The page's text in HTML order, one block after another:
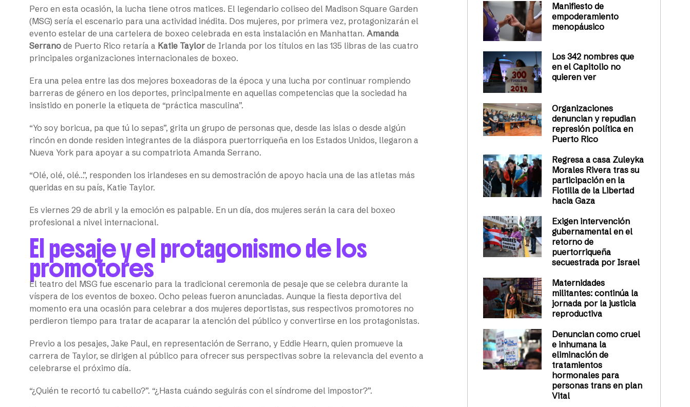
Pero en esta ocasión, la lucha tiene otros matices. El legendario coliseo del Madison Square Garden
(MSG) sería el escenario para una actividad inédita. Dos mujeres, por primera vez, protagonizarán el
evento estelar de una cartelera de boxeo celebrada en esta instalación en Manhattan. Amanda
Serrano de Puerto Rico retaría a Katie Taylorde Irlanda por los títulos en las 135 libras de las cuatro
principales organizaciones internacionales de boxeo.
Era una pelea entre las dos mejores boxeadoras de la época y una lucha por continuar rompiendo
barreras de género en los deportes, principalmente en aquellas competencias que la sociedad ha
insistido en ponerle la etiqueta de “práctica masculina”.
“Yo soy boricua, pa que tú lo sepas”, grita un grupo de personas que, desde las islas o desde algún
rincón en donde residen integrantes de la diáspora puertorriqueña en los Estados Unidos, llegaron a
Nueva York para apoyar a su compatriota Amanda Serrano.
“Olé, olé, olé…”, responden los irlandeses en su demostración de apoyo hacia una de las atletas más
queridas en su país, Katie Taylor.
Es viernes 29 de abril y la emoción es palpable. En un día, dos mujeres serán la cara del boxeo
profesional a nivel internacional.
El pesaje y el protagonismo de los
promotores
El teatro del MSG fue escenario para la tradicional ceremonia de pesaje que se celebra durante la
víspera de los eventos de boxeo. Ocho peleas fueron anunciadas. Aunque la fiesta deportiva del
momento era una ocasión para celebrar a dos mujeres deportistas, sus respectivos promotores no
perdieron tiempo para tratar de acaparar la atención del público y convertirse en los protagonistas.
Previo a los pesajes, Jake Paul, en representación de Serrano, y Eddie Hearn, quien promueve la
carrera de Taylor, se dirigen al público para ofrecer sus perspectivas sobre la relevancia del evento a
celebrarse el próximo día.
“¿Quién te recortó tu cabello?”. “¿Hasta cuándo seguirás con el síndrome del impostor?”.
Manifiesto de
empoderamiento
menopáusico
Los 342 nombres que
en el Capitolio no
quieren ver
Organizaciones
denuncian y repudian
represión política en
Puerto Rico
Regresa a casa Zuleyka
Morales Rivera tras su
participación en la
Flotilla de la Libertad
hacia Gaza
Exigen intervención
gubernamental en el
retorno de
puertorriqueña
secuestrada por Israel
Maternidades
militantes: continúa la
jornada por la justicia
reproductiva
Denuncian como cruel
e inhumana la
eliminación de
tratamientos
hormonales para
personas trans en plan
Vital